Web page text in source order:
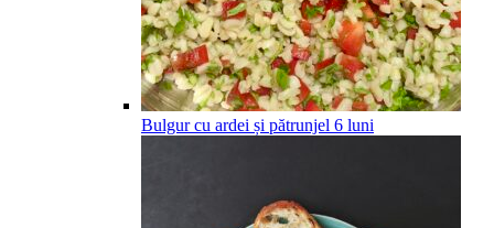
Bulgur cu ardei și pătrunjel 6 luni